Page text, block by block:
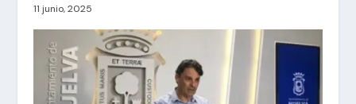
11 junio, 2025